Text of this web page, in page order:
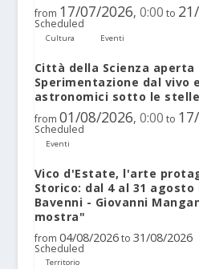
from 17/07/2026, 0:00 to
Scheduled
Cultura Eventi
Città della Scienza
Sperimentazione dal vivo
astronomici sotto le stelle
from 01/08/2026, 0:00 to
Scheduled
Eventi
Vico d'Estate, l'arte
Storico: dal 4 al 31
Bavenni - Giovanni
mostra"
from 04/08/2026 to 31/08/2026
Scheduled
Territorio